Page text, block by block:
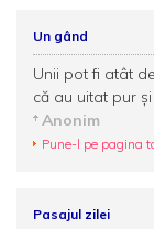
Un gând
Unii pot fi atât
că au uitat pur
Anonim
Pune-l pe pagina
Pasajul zilei